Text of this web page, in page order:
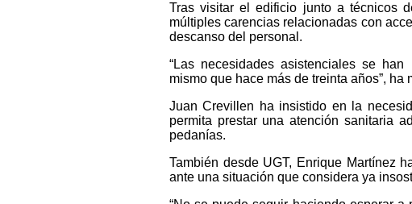
Tras visitar el edificio junto a técnicos
múltiples carencias relacionadas con
descanso del personal.
“Las necesidades asistenciales se
mismo que hace más de treinta años”, ha
Juan Crevillen ha insistido en la
permita prestar una atención sanitaria
pedanías.
También desde UGT, Enrique Martínez
ante una situación que considera ya